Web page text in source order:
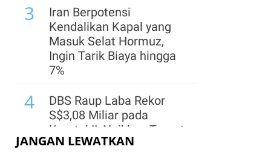
3
Iran Berpotensi
Kendalikan Kapal yang
Masuk Selat Hormuz,
Ingin Tarik Biaya hingga
7%
4
DBS Raup Laba Rekor
S$3,08 Miliar pada
Kuartal II, Naikkan Target
2026
JANGAN LEWATKAN